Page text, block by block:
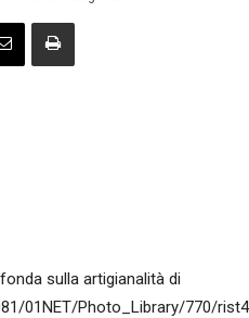
sulla artigianalità di
01NET/Photo_Library/770/